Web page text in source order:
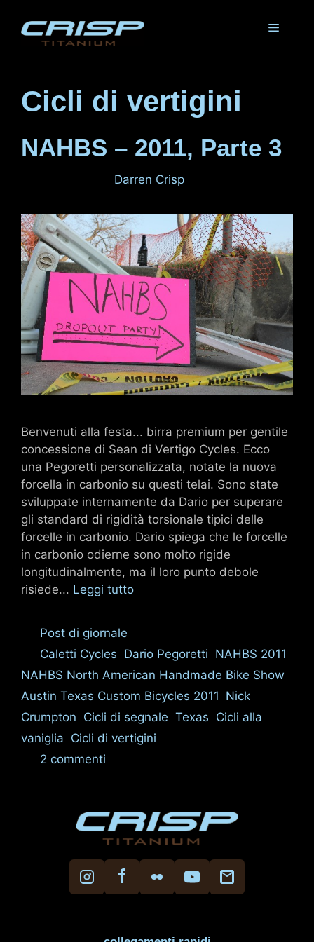
contenuto
Menu
Cicli di vertigini
NAHBS – 2011, Parte 3
Darren Crisp
Benvenuti alla festa... birra premium per gentile
concessione di Sean di Vertigo Cycles. Ecco
una Pegoretti personalizzata, notate la nuova
forcella in carbonio su questi telai. Sono state
sviluppate internamente da Dario per superare
gli standard di rigidità torsionale tipici delle
forcelle in carbonio. Dario spiega che le forcelle
in carbonio odierne sono molto rigide
longitudinalmente, ma il loro punto debole
risiede... Leggi tutto
Categorie
Post di giornale
Tag
Caletti Cycles Dario Pegoretti NAHBS 2011
NAHBS North American Handmade Bike Show
Austin Texas Custom Bicycles 2011 Nick
Crumpton Cicli di segnale Texas Cicli alla
vaniglia Cicli di vertigini
2 commenti